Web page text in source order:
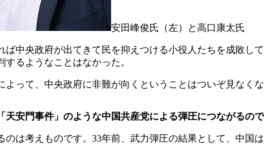
安田峰俊氏（左）と高口康太氏
中央政府が出てきて民を抑えつける小役人たちを成敗し
るようなことはなかった。
って、中央政府に非難が向くということはついぞ見なく
安門事件」のような中国共産党による弾圧につながるの
は考えものです。33年前、武力弾圧の結果として、中国